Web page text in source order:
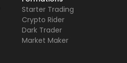
Starter Trading
Crypto Rider
Dark Trader
Market Maker